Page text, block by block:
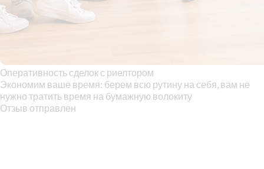
Оперативность сделок с риелтором
Экономим ваше время: берем всю рутину на себя, вам не
нужно тратить время на бумажную волокиту
Отзыв отправлен